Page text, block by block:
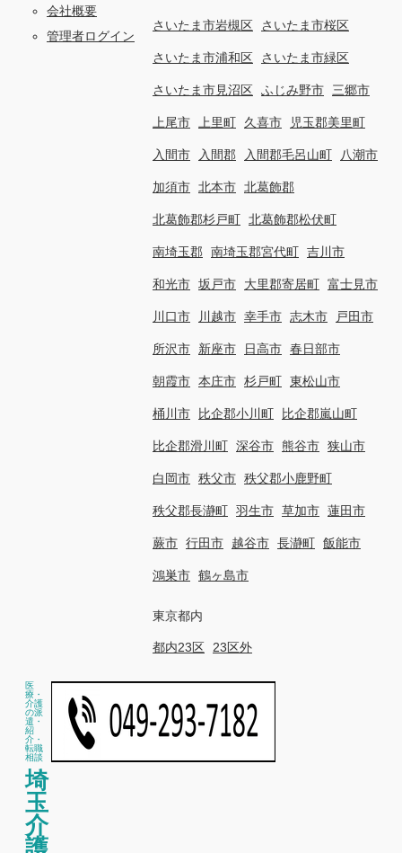
会社概要
管理者ログイン
さいたま市岩槻区 さいたま市桜区
さいたま市浦和区 さいたま市緑区
さいたま市見沼区 ふじみ野市 三郷市
上尾市 上里町 久喜市 児玉郡美里町
入間市 入間郡 入間郡毛呂山町 八潮市
加須市 北本市 北葛飾郡
北葛飾郡杉戸町 北葛飾郡松伏町
南埼玉郡 南埼玉郡宮代町 吉川市
和光市 坂戸市 大里郡寄居町 富士見市
川口市 川越市 幸手市 志木市 戸田市
所沢市 新座市 日高市 春日部市
朝霞市 本庄市 杉戸町 東松山市
桶川市 比企郡小川町 比企郡嵐山町
比企郡滑川町 深谷市 熊谷市 狭山市
白岡市 秩父市 秩父郡小鹿野町
秩父郡長瀞町 羽生市 草加市 蓮田市
蕨市 行田市 越谷市 長瀞町 飯能市
鴻巣市 鶴ヶ島市
東京都内
都内23区 23区外
医
療・
介護
の派
遣・
紹
介・
転職
相談
埼
玉
介
護